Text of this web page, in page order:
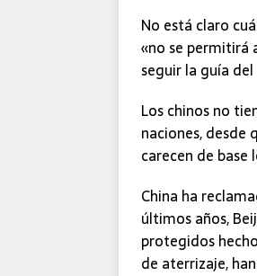
No está claro
«no se permitirá
seguir la guía
Los chinos no
naciones, desde
carecen de
China ha
últimos años,
protegidos
de aterrizaje,